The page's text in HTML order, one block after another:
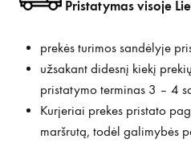
Pristatymas visoje
prekės turimos sandėlyje
užsakant didesnį kiekį
pristatymo terminas 3 – 4
Kurjeriai prekes pristato
maršrutą, todėl galimybės